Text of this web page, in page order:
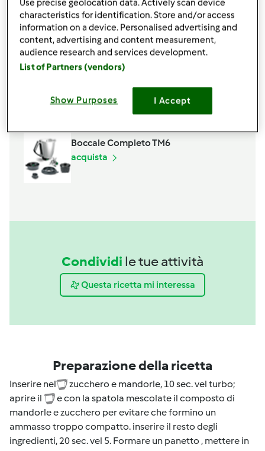
zucchero a velo
Aggiungi alla lista della spesa
Accessori che ti serviranno
Spatola
Boccale Completo TM6
acquista
Condividi le tue attività
Questa ricetta mi interessa
Preparazione della ricetta
Inserire nel
zucchero e mandorle, 10 sec. vel turbo;
aprire il
e con la spatola mescolate il composto di
mandorle e zucchero per evitare che formino un
ammasso troppo compatto. inserire il resto degli
ingredienti, 20 sec. vel 5. Formare un panetto , mettere in
Use precise geolocation data. Actively scan device
characteristics for identification. Store and/or access
information on a device. Personalised advertising and
content, advertising and content measurement,
audience research and services development.
List of Partners (vendors)
Show Purposes I Accept